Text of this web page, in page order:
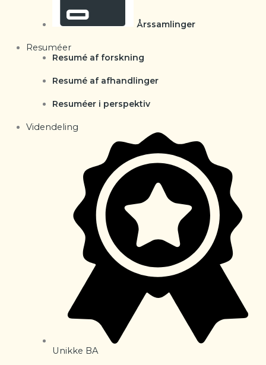
Årssamlinger
Resuméer
Resumé af forskning
Resumé af afhandlinger
Resuméer i perspektiv
Videndeling
Unikke BA